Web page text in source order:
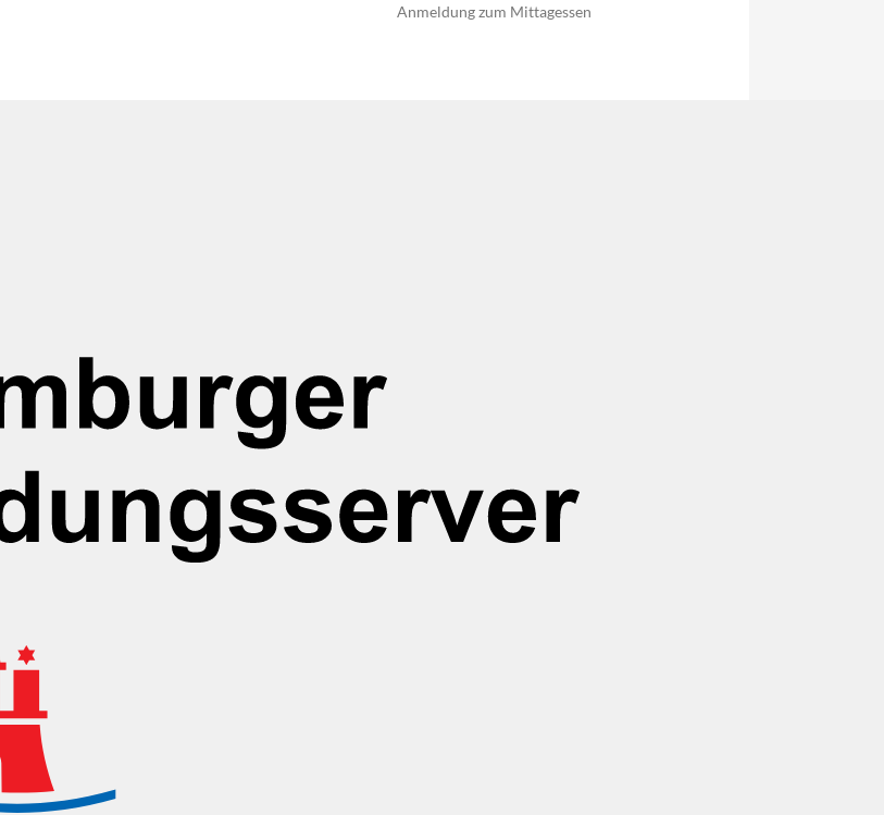
Anmeldung zum Mittagessen